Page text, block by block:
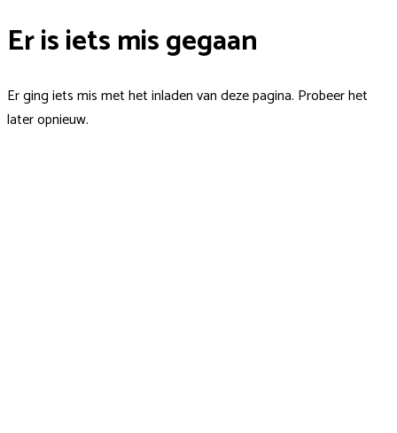
Er is iets mis gegaan
Er ging iets mis met het inladen van deze pagina. Probeer het
later opnieuw.